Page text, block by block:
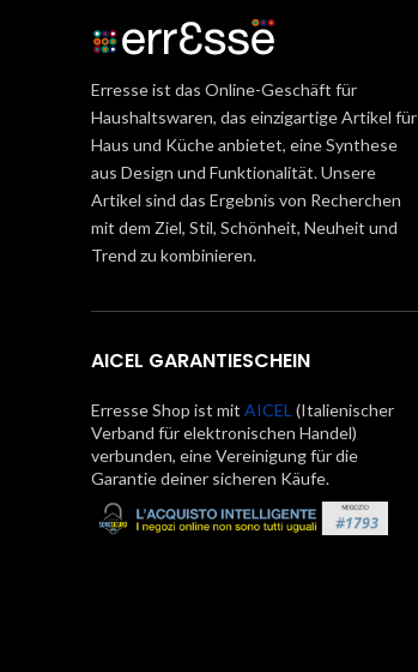
Erresse ist das Online-Geschäft für
Haushaltswaren, das einzigartige Artikel für
Haus und Küche anbietet, eine Synthese
aus Design und Funktionalität. Unsere
Artikel sind das Ergebnis von Recherchen
mit dem Ziel, Stil, Schönheit, Neuheit und
Trend zu kombinieren.
AICEL GARANTIESCHEIN
Erresse Shop ist mit AICEL (Italienischer
Verband für elektronischen Handel)
verbunden, eine Vereinigung für die
Garantie deiner sicheren Käufe.